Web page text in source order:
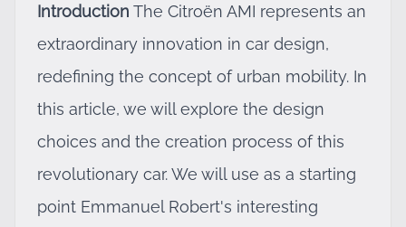
Introduction The Citroën AMI represents an
extraordinary innovation in car design,
redefining the concept of urban mobility. In
this article, we will explore the design
choices and the creation process of this
revolutionary car. We will use as a starting
point Emmanuel Robert's interesting